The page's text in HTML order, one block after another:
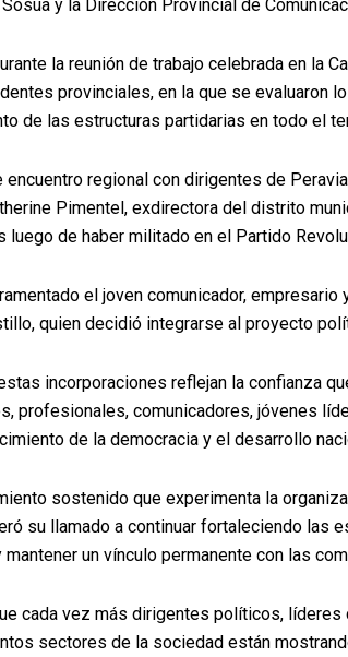
y la Dirección Provincial de
la reunión de trabajo celebrada en la
provinciales, en la que se evaluaron
de las estructuras partidarias en todo el
regional con dirigentes de
Pimentel, exdirectora del distrito
de haber militado en el Partido
el joven comunicador, empresario
quien decidió integrarse al proyecto
incorporaciones reflejan la confianza
profesionales, comunicadores, jóvenes
de la democracia y el desarrollo
sostenido que experimenta la
su llamado a continuar fortaleciendo las
un vínculo permanente con las
cada vez más dirigentes políticos,
sectores de la sociedad están